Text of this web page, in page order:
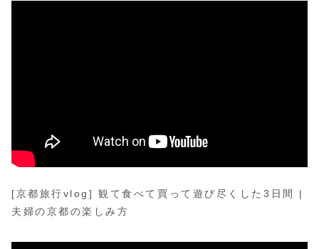
[京都旅行vlog] 観て食べて買って遊び尽くした3日間 |
夫婦の京都の楽しみ方